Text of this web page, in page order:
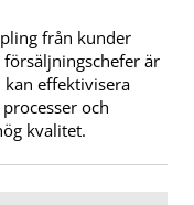
från kunder
är
kan effektivisera
och
kvalitet.